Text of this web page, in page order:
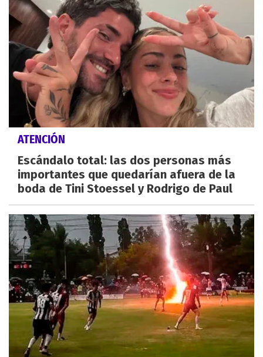
ATENCIÓN
Escándalo total: las dos personas más
importantes que quedarían afuera de la
boda de Tini Stoessel y Rodrigo de Paul